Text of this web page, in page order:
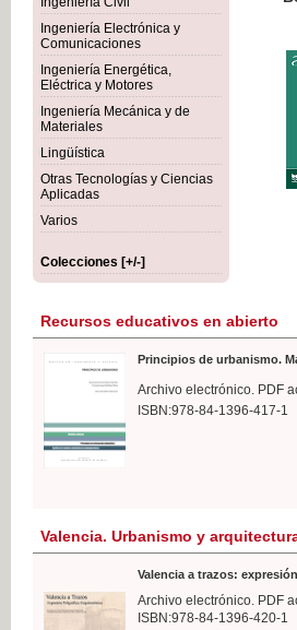
Ingeniería Electrónica y
Comunicaciones
Ingeniería Energética,
Eléctrica y Motores
Ingeniería Mecánica y de
Materiales
Lingüística
Otras Tecnologías y Ciencias
Aplicadas
Varios
Colecciones [+/-]
Recursos educativos en abierto
Principios de urbanismo.
Archivo electrónico. PDF
ISBN:978-84-1396-417-1
Valencia. Urbanismo y
Valencia a trazos:
Archivo electrónico. PDF
ISBN:978-84-1396-420-1